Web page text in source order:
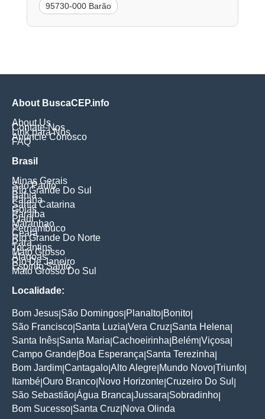
95730-000 Barão
About BuscaCEP.info
About Us
Contate-Nos
Link para Nós
Anuncie Conosco
FAQ
Brasil
Minas Gerais
Sao Paulo
Rio Grande Do Sul
Bahia
Parana
Santa Catarina
Goias
Paraiba
Piaui
Maranhao
Pernambuco
Ceara
Rio Grande Do Norte
Para
Tocantins
Mato Grosso
Alagoas
Rio De Janeiro
Espirito Santo
Mato Grosso Do Sul
Localidade:
Bom Jesus São Domingos Planalto Bonito
São Francisco Santa Luzia Vera Cruz Santa Helena
Santa Inês Santa Maria Cachoeirinha Belém Viçosa
Campo Grande Boa Esperança Santa Terezinha
Bom Jardim Cantagalo Alto Alegre Mundo Novo Triunfo
Itambé Ouro Branco Novo Horizonte Cruzeiro Do Sul
São Sebastião Água Branca Jussara Sobradinho
Bom Sucesso Santa Cruz Nova Olinda